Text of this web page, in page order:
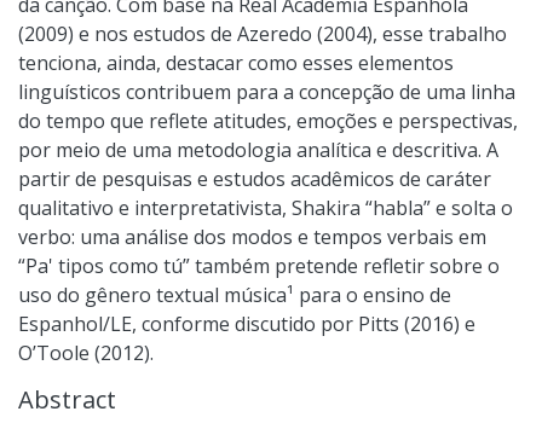
(2009) e nos estudos de Azeredo (2004), esse trabalho
tenciona, ainda, destacar como esses elementos
linguísticos contribuem para a concepção de uma linha
do tempo que reflete atitudes, emoções e perspectivas,
por meio de uma metodologia analítica e descritiva. A
partir de pesquisas e estudos acadêmicos de caráter
qualitativo e interpretativista, Shakira “habla” e solta o
verbo: uma análise dos modos e tempos verbais em
“Pa' tipos como tú” também pretende refletir sobre o
uso do gênero textual música¹ para o ensino de
Espanhol/LE, conforme discutido por Pitts (2016) e
O’Toole (2012).
Abstract